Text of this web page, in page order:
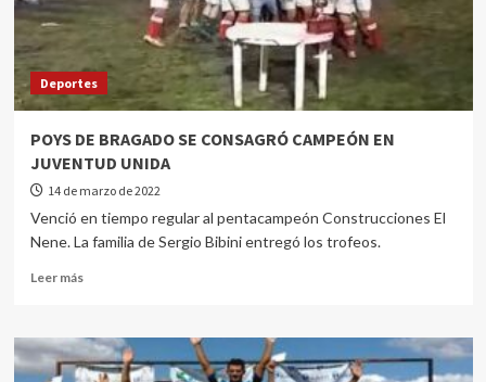
Deportes
POYS DE BRAGADO SE CONSAGRÓ CAMPEÓN EN
JUVENTUD UNIDA
14 de marzo de 2022
Venció en tiempo regular al pentacampeón Construcciones El
Nene. La familia de Sergio Bibini entregó los trofeos.
Leer más